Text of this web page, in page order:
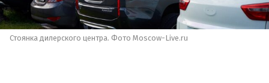
Стоянка дилерского центра. Фото Moscow-Live.ru